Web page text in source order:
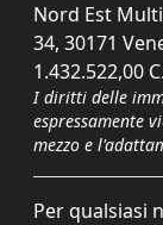
Nord Est
34, 30171
1.432.522,00
I diritti delle
espressamente
mezzo e
Per qualsiasi